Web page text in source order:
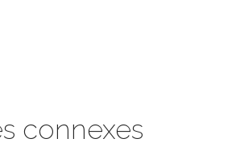
connexes